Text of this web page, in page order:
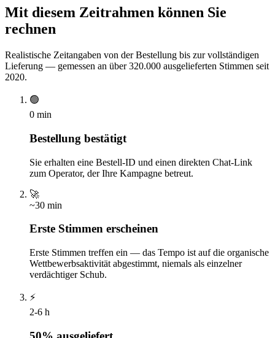
Mit diesem Zeitrahmen können Sie
rechnen
Realistische Zeitangaben von der Bestellung bis zur vollständigen
Lieferung — gemessen an über 320.000 ausgelieferten Stimmen seit
2020.
🟢
0 min
Bestellung bestätigt
Sie erhalten eine Bestell-ID und einen direkten Chat-Link
zum Operator, der Ihre Kampagne betreut.
🚀
~30 min
Erste Stimmen erscheinen
Erste Stimmen treffen ein — das Tempo ist auf die organische
Wettbewerbsaktivität abgestimmt, niemals als einzelner
verdächtiger Schub.
⚡
2-6 h